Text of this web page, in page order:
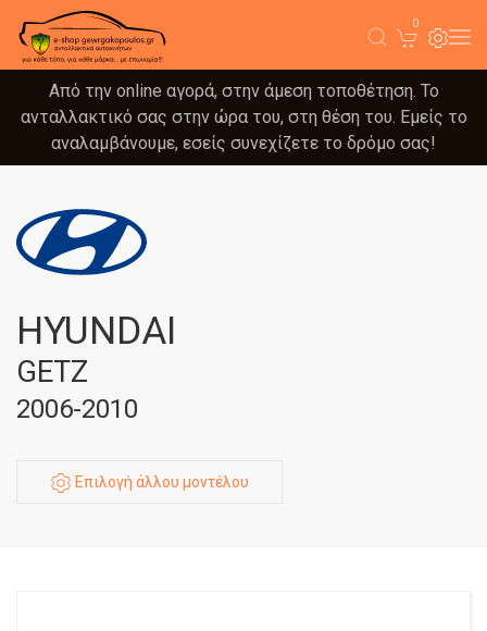
0
Από την online αγορά, στην άμεση τοποθέτηση. Το
ανταλλακτικό σας στην ώρα του, στη θέση του. Εμείς το
αναλαμβάνουμε, εσείς συνεχίζετε το δρόμο σας!
HYUNDAI
GETZ
2006-2010
Επιλογή άλλου μοντέλου